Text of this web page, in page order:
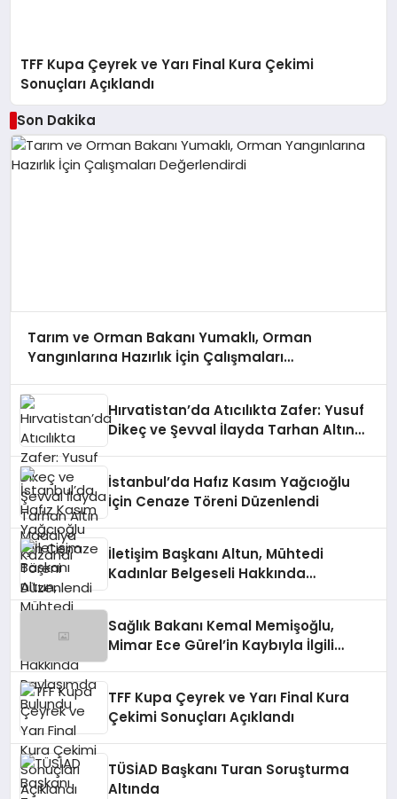
TFF Kupa Çeyrek ve Yarı Final Kura Çekimi
Sonuçları Açıklandı
Son Dakika
Tarım ve Orman Bakanı Yumaklı, Orman
Yangınlarına Hazırlık İçin Çalışmaları
Hırvatistan’da Atıcılıkta Zafer: Yusuf
Dikeç ve Şevval İlayda Tarhan Altın
İstanbul’da Hafız Kasım Yağcıoğlu
İçin Cenaze Töreni Düzenlendi
İletişim Başkanı Altun, Mühtedi
Kadınlar Belgeseli Hakkında
Sağlık Bakanı Kemal Memişoğlu,
Mimar Ece Gürel’in Kaybıyla İlgili
TFF Kupa Çeyrek ve Yarı Final Kura
Çekimi Sonuçları Açıklandı
TÜSİAD Başkanı Turan Soruşturma
Altında